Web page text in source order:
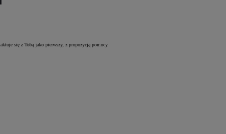
się z Tobą jako pierwszy, z propozycją pomocy.